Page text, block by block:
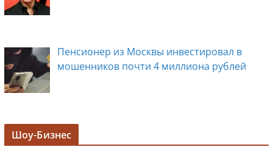
Пенсионер из Москвы инвестировал в
мошенников почти 4 миллиона рублей
Задержана мэр Кургана Елена Ситникова, в
её кабинете прошли обыски
Шоу-Бизнес